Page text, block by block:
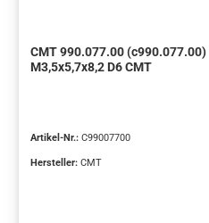
CMT 990.077.00
M3,5x5,7x8,2 D6 CMT
Artikel-Nr.: C99007700
Hersteller: CMT